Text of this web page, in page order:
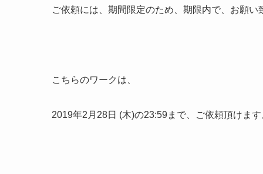
ご依頼には、期間限定のため、期限内で、お願い
こちらのワークは、
2019年2月28日 (木)の23:59まで、ご依頼頂けます